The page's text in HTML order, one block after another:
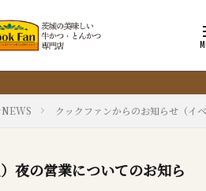
クックファンからのお知らせ（イ
夜の営業についてのお知ら